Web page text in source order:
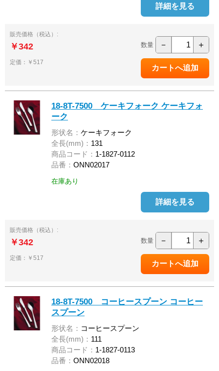
詳細を見る
販売価格（税込）:
￥342
定価：￥517
数量 － ＋
18-8T-7500 ケーキフォーク ケーキフォ
ーク
形状名： ケーキフォーク
全長(mm)： 131
商品コード： 1-1827-0112
品番： ONN02017
在庫あり
詳細を見る
販売価格（税込）:
￥342
定価：￥517
数量 － ＋
18-8T-7500 コーヒースプーン コーヒー
スプーン
形状名： コーヒースプーン
全長(mm)： 111
商品コード： 1-1827-0113
品番： ONN02018